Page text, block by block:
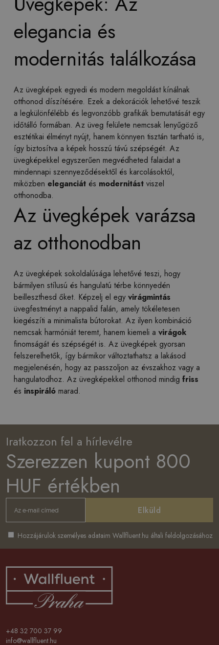
elegancia és
modernitás találkozása
Az üvegképek egyedi és modern megoldást kínálnak
otthonod díszítésére. Ezek a dekorációk lehetővé teszik
a legkülönfélébb és legvonzóbb grafikák bemutatását egy
időtálló formában. Az üveg felülete nemcsak lenyűgöző
esztétikai élményt nyújt, hanem könnyen tisztán tartható is,
így biztosítva a képek hosszú távú szépségét. Az
üvegképekkel egyszerűen megvédheted falaidat a
mindennapi szennyeződésektől és karcolásoktól,
miközben eleganciát és modernitást viszel
otthonodba.
Az üvegképek varázsa
az otthonodban
Az üvegképek sokoldalúsága lehetővé teszi, hogy
bármilyen stílusú és hangulatú térbe könnyedén
beilleszthesd őket. Képzelj el egy virágmintás
üvegfestményt a nappalid falán, amely tökéletesen
kiegészíti a minimalista bútorokat. Az ilyen kombináció
nemcsak harmóniát teremt, hanem kiemeli a virágok
finomságát és szépségét is. Az üvegképek gyorsan
felszerelhetők, így bármikor változtathatsz a lakásod
megjelenésén, hogy az passzoljon az évszakhoz vagy a
hangulatodhoz. Az üvegképekkel otthonod mindig friss
és inspiráló marad.
Iratkozzon fel a hírlevélre
Szerezzen kupont 800
HUF értékben
Elküld
Hozzájárulok személyes adataim Wallfluent.hu általi feldolgozásához
+48 32 700 37 99
info@wallfluent.hu